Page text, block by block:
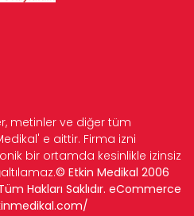
metinler ve diğer tüm
e aittir. Firma izni
bir ortamda kesinlikle izinsiz
© Etkin Medikal 2006
Hakları Saklıdır. eCommerce